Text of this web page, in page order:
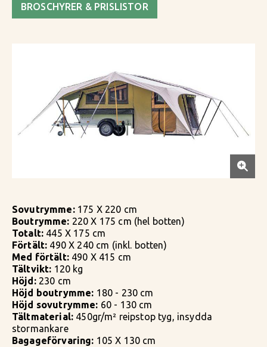
BROSCHYRER & PRISLISTOR
Sovutrymme:175 X 220 cm
Boutrymme: 220 X 175 cm (hel botten)
Totalt: 445 X 175 cm
Förtält: 490 X 240 cm (inkl. botten)
Med förtält:490 X 415 cm
Tältvikt: 120 kg
Höjd:230 cm
Höjd boutrymme: 180 - 230 cm
Höjd sovutrymme: 60 - 130 cm
Tältmaterial: 450gr/m² reipstop tyg, insydda
stormankare
Bagageförvaring: 105 X 130 cm